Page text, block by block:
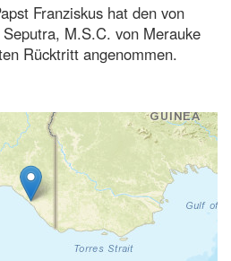
Franziskus hat den von
M.S.C. von Merauke
Rücktritt angenommen.